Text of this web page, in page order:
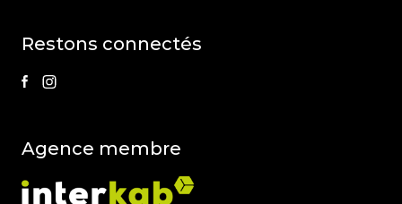
restons connectés
agence membre